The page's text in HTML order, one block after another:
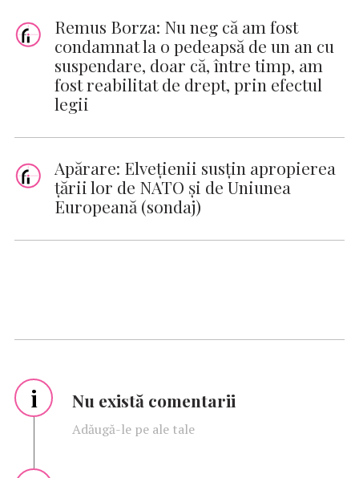
Remus Borza: Nu neg că am fost
condamnat la o pedeapsă de un an cu
suspendare, doar că, între timp, am
fost reabilitat de drept, prin efectul
legii
Apărare: Elveţienii susţin apropierea
ţării lor de NATO şi de Uniunea
Europeană (sondaj)
i Nu există comentarii
Adăugă-le pe ale tale